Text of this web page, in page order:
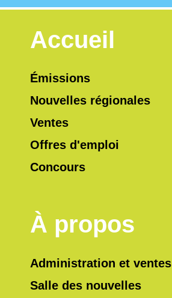
Accueil
Émissions
Nouvelles régionales
Ventes
Offres d'emploi
Concours
À propos
Administration et ventes
Salle des nouvelles